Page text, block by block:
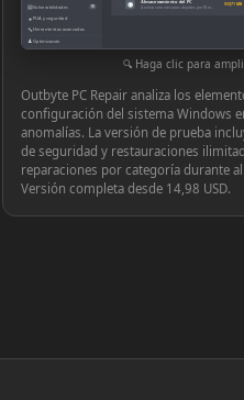
▤Vulnerabilidades 10
● PUA y seguridad
🔧Herramientas avanzadas
♟Optimización
◉ Archivos innecesarios dejados por Windows o las aplicaciones
939,71 MB
Haga clic para
Outbyte PC Repair analiza los
configuración del sistema Windows
anomalías. La versión de prueba
de seguridad y restauraciones
reparaciones por categoría durante
Versión completa desde 14,98 USD.